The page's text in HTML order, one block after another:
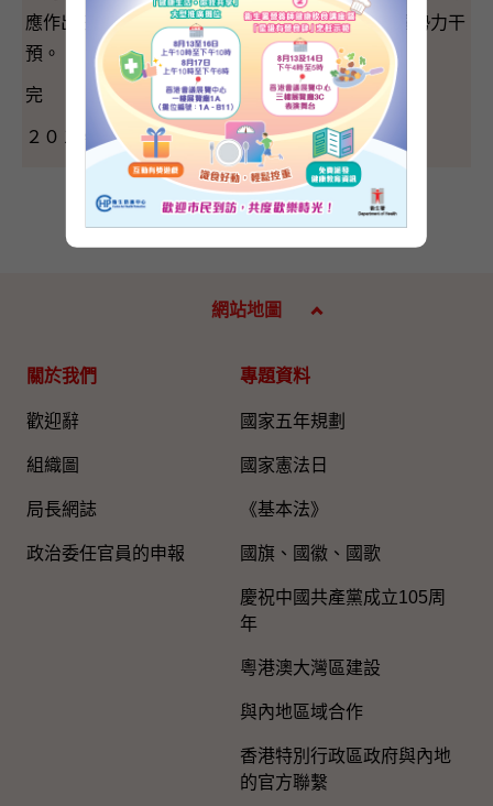
應作出任何干預言行，特區政府不會接受任何外國勢力干
預。
完
２０１４年１０月１５日（星期三）
網站地圖
關於我們
歡迎辭
組織圖​
局長網誌
政治委任官員的申報
專題資料
國家五年規劃
國家憲法日
《基本法》
國旗、國徽、國歌
慶祝中國共產黨成立105周
年
粵港澳大灣區建設
與內地區域合作
香港特別行政區政府與內地
的官方聯繫